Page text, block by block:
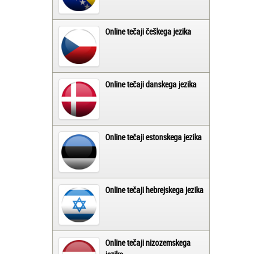
Online tečaji češkega jezika
Online tečaji danskega jezika
Online tečaji estonskega jezika
Online tečaji hebrejskega jezika
Online tečaji nizozemskega